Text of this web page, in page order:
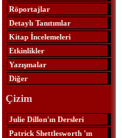
Röportajlar
Detaylı Tanıtımlar
Kitap İncelemeleri
Etkinlikler
Yazışmalar
Diğer
Çizim
Julie Dillon'ın Dersleri
Patrick Shettlesworth 'ın